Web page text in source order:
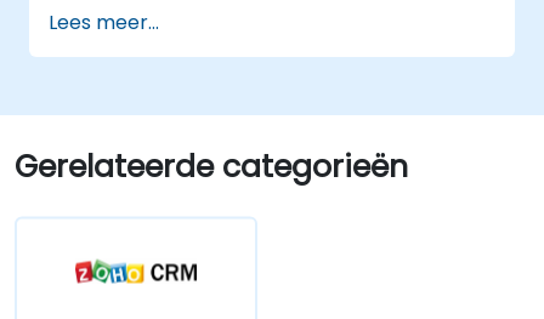
Lees meer...
Gerelateerde categorieën